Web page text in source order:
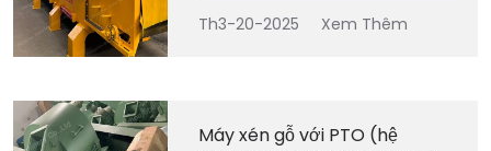
Th3-20-2025 Xem Thêm
Máy xén gỗ với PTO (hệ